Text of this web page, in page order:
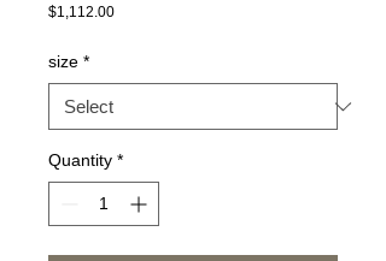
$1,112.00Price
size *
Quantity *